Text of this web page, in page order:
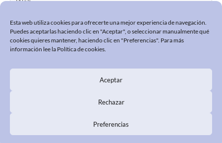
Esta web utiliza cookies para ofrecerte una mejor experiencia de navegación.
Puedes aceptarlas haciendo clic en "Aceptar", o seleccionar manualmente qué
cookies quieres mantener, haciendo clic en "Preferencias". Para más
información lee la Política de cookies.
Aceptar
Rechazar
Preferencias
POLÍTICA DE PRIVACIDAD
Annie Maya © 2026 · Diseño y desarrollo GlopDesign